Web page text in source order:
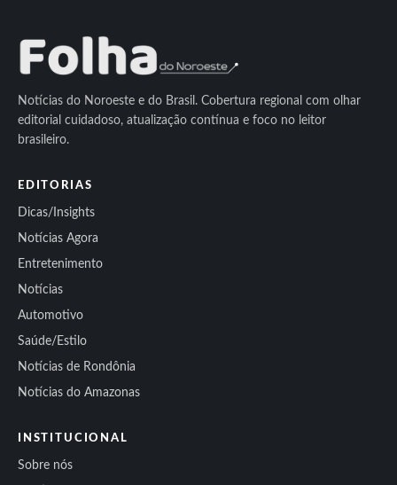
Notícias do Noroeste e do Brasil. Cobertura regional com olhar
editorial cuidadoso, atualização contínua e foco no leitor
brasileiro.
EDITORIAS
Dicas/Insights
Notícias Agora
Entretenimento
Notícias
Automotivo
Saúde/Estilo
Notícias de Rondônia
Notícias do Amazonas
INSTITUCIONAL
Sobre nós